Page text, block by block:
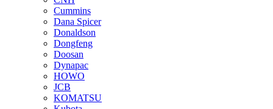
Cummins
Dana Spicer
Donaldson
Dongfeng
Doosan
Dynapac
HOWO
JCB
KOMATSU